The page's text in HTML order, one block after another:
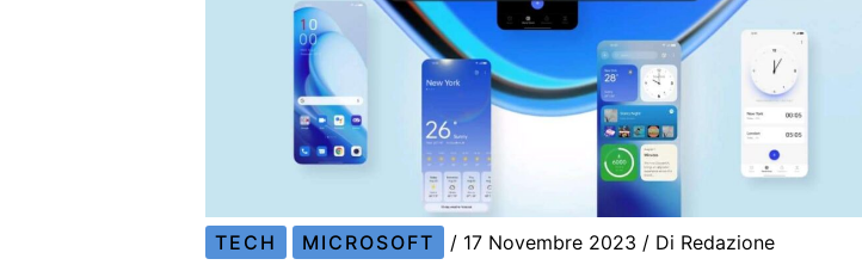
TECH MICROSOFT / 17 Novembre 2023 / Di Redazione